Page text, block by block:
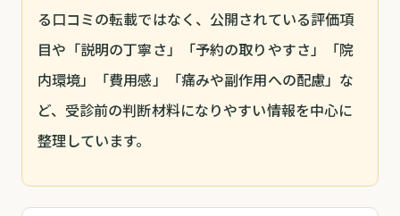
る口コミの転載ではなく、公開されている評価項
目や「説明の丁寧さ」「予約の取りやすさ」「院
内環境」「費用感」「痛みや副作用への配慮」な
ど、受診前の判断材料になりやすい情報を中心に
整理しています。